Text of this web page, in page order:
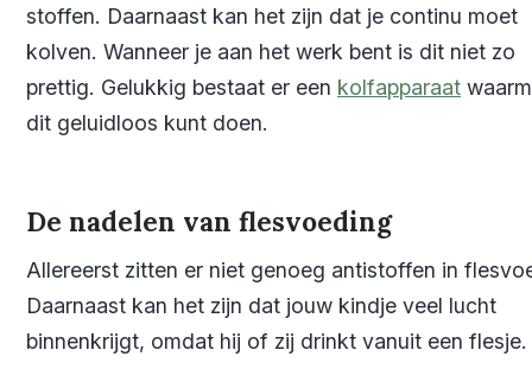
stoffen. Daarnaast kan het zijn dat je continu moet
kolven. Wanneer je aan het werk bent is dit niet zo
prettig. Gelukkig bestaat er een kolfapparaat
dit geluidloos kunt doen.
De nadelen van flesvoeding
Allereerst zitten er niet genoeg antistoffen in
Daarnaast kan het zijn dat jouw kindje veel lucht
binnenkrijgt, omdat hij of zij drinkt vanuit een flesje.